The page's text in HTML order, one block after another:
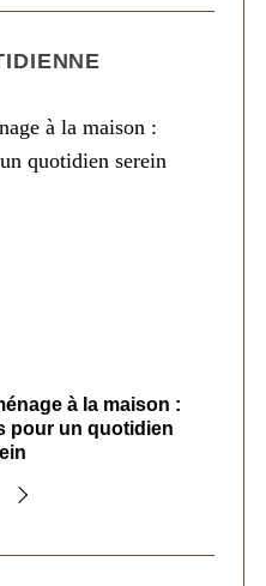
à la maison :
pour un quotidien